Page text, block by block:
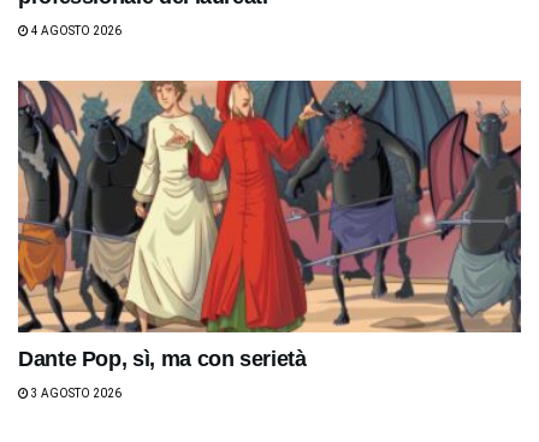
4 AGOSTO 2026
Dante Pop, sì, ma con serietà
3 AGOSTO 2026